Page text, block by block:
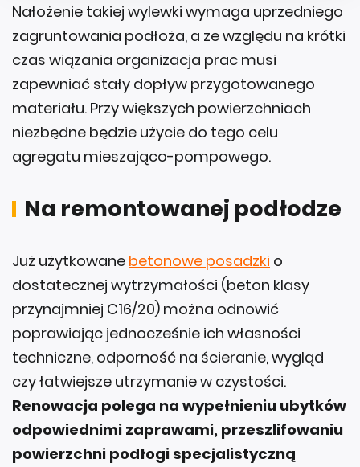
Nałożenie takiej wylewki wymaga uprzedniego
zagruntowania podłoża, a ze względu na krótki
czas wiązania organizacja prac musi
zapewniać stały dopływ przygotowanego
materiału. Przy większych powierzchniach
niezbędne będzie użycie do tego celu
agregatu mieszająco-pompowego.
Na remontowanej podłodze
Już użytkowane betonowe posadzki o
dostatecznej wytrzymałości (beton klasy
przynajmniej C16/20) można odnowić
poprawiając jednocześnie ich własności
techniczne, odporność na ścieranie, wygląd
czy łatwiejsze utrzymanie w czystości.
Renowacja polega na wypełnieniu ubytków
odpowiednimi zaprawami, przeszlifowaniu
powierzchni podłogi specjalistyczną